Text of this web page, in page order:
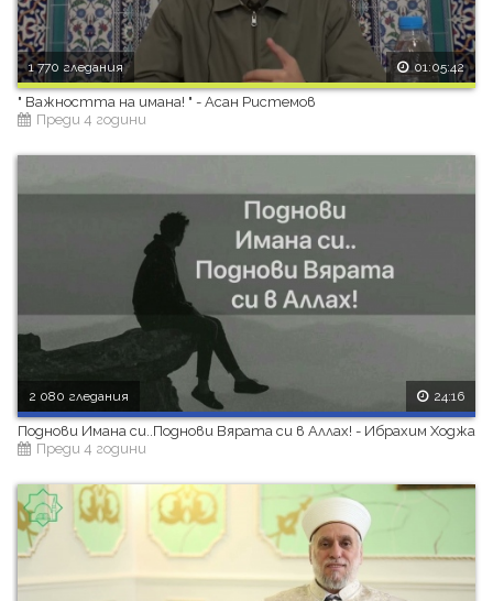
1 770 гледания 01:05:42
" Важността на имана! " - Асан Ристемов
Преди 4 години
2 080 гледания 24:16
Поднови Имана си..Поднови Вярата си в Аллах! - Ибрахим Ходжа
Преди 4 години